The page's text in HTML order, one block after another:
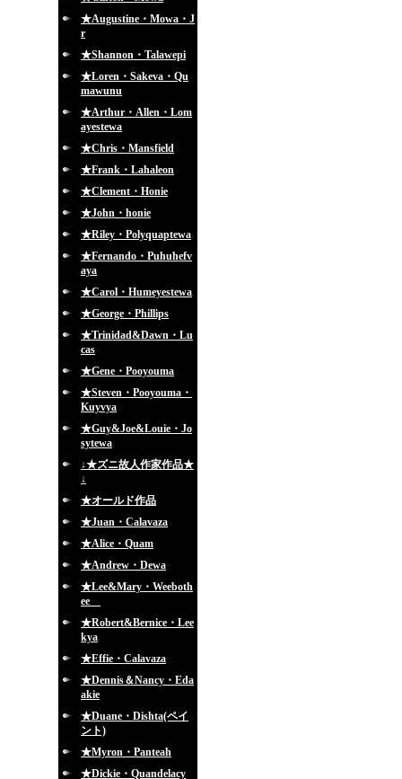
★Augustine・Mowa・J
r
★Shannon・Talawepi
★Loren・Sakeva・Qu
mawunu
★Arthur・Allen・Lom
ayestewa
★Chris・Mansfield
★Frank・Lahaleon
★Clement・Honie
★John・honie
★Riley・Polyquaptewa
★Fernando・Puhuhefv
aya
★Carol・Humeyestewa
★George・Phillips
★Trinidad&Dawn・Lu
cas
★Gene・Pooyouma
★Steven・Pooyouma・
Kuyvya
★Guy&Joe&Louie・Jo
sytewa
↓★ズニ故人作家作品★
↓
★オールド作品
★Juan・Calavaza
★Alice・Quam
★Andrew・Dewa
★Lee&Mary・Weeboth
ee
★Robert&Bernice・Lee
kya
★Effie・Calavaza
★Dennis＆Nancy・Eda
akie
★Duane・Dishta(ペイ
ント)
★Myron・Panteah
★Dickie・Quandelacy